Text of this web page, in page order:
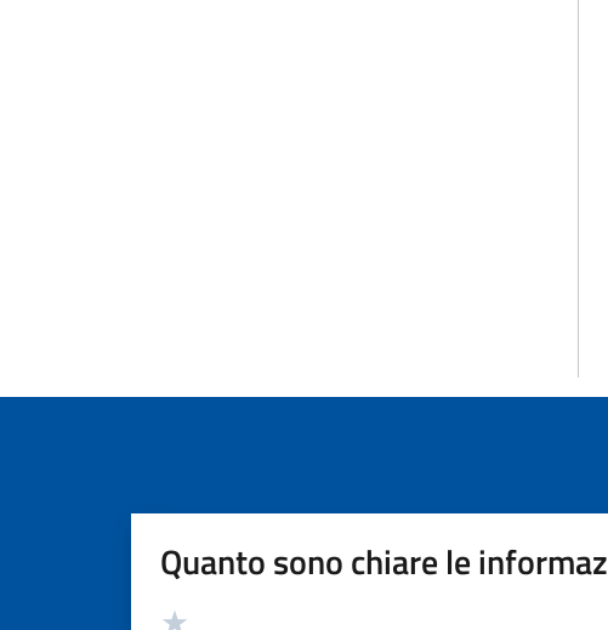
Quanto sono chiare le
Valutazione